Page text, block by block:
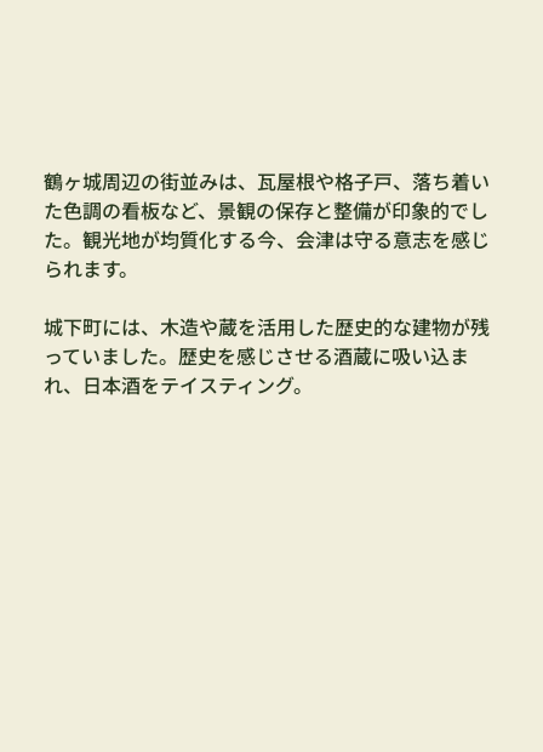
鶴ヶ城周辺の街並みは、瓦屋根や格子戸、落ち着い
た色調の看板など、景観の保存と整備が印象的でし
た。観光地が均質化する今、会津は守る意志を感じ
られます。
城下町には、木造や蔵を活用した歴史的な建物が残
っていました。歴史を感じさせる酒蔵に吸い込ま
れ、日本酒をテイスティング。